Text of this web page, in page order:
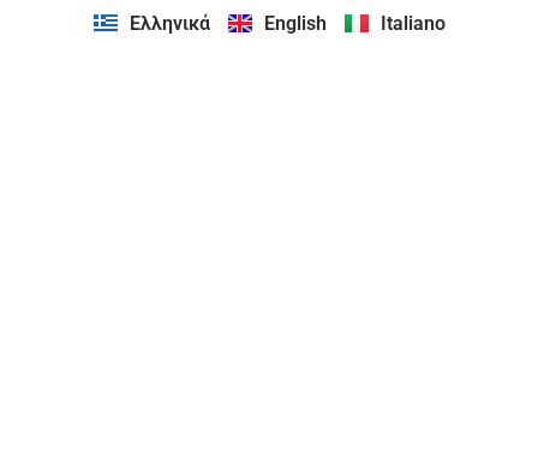
Ελληνικά English Italiano